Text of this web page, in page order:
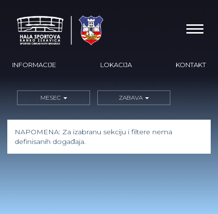
INFORMACIJE LOKACIJA KONTAKT
MESEC ZABAVA
NAPOMENA: Za izabranu sekciju i filtere nema
definisanih događaja.